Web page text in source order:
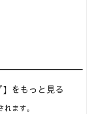
をもっと見る
ます。